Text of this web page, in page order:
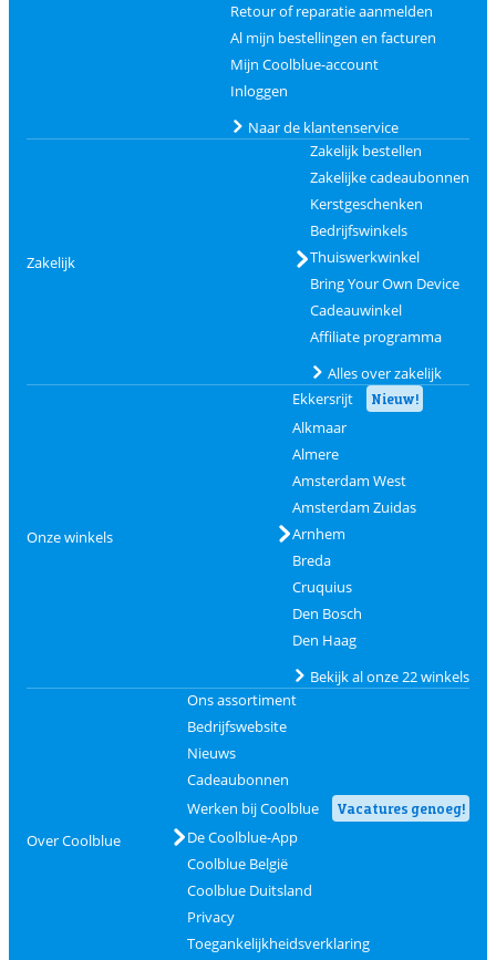
Retour of reparatie aanmelden
Al mijn bestellingen en facturen
Mijn Coolblue-account
Inloggen
Naar de klantenservice
Zakelijk
Zakelijk bestellen
Zakelijke cadeaubonnen
Kerstgeschenken
Bedrijfswinkels
Thuiswerkwinkel
Bring Your Own Device
Cadeauwinkel
Affiliate programma
Alles over zakelijk
Onze winkels
Ekkersrijt Nieuw!
Alkmaar
Almere
Amsterdam West
Amsterdam Zuidas
Arnhem
Breda
Cruquius
Den Bosch
Den Haag
Bekijk al onze 22 winkels
Over Coolblue
Ons assortiment
Bedrijfswebsite
Nieuws
Cadeaubonnen
Werken bij Coolblue
Vacatures genoeg!
De Coolblue-App
Coolblue België
Coolblue Duitsland
Privacy
Toegankelijkheidsverklaring